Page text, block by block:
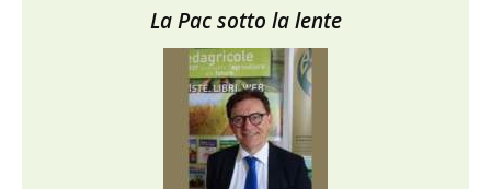
La Pac sotto la lente